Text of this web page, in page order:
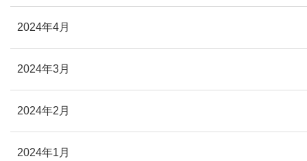
2024年4月
2024年3月
2024年2月
2024年1月